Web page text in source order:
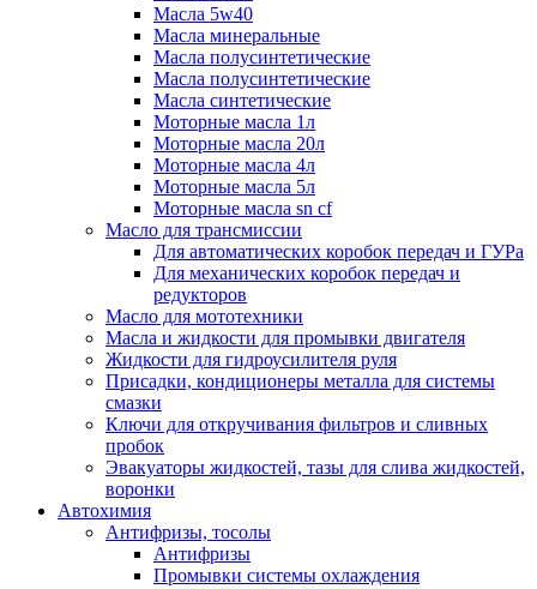
Масла 5w40
Масла минеральные
Масла полусинтетические
Масла полусинтетические
Масла синтетические
Моторные масла 1л
Моторные масла 20л
Моторные масла 4л
Моторные масла 5л
Моторные масла sn cf
Масло для трансмиссии
Для автоматических коробок передач и ГУРа
Для механических коробок передач и
редукторов
Масло для мототехники
Масла и жидкости для промывки двигателя
Жидкости для гидроусилителя руля
Присадки, кондиционеры металла для системы
смазки
Ключи для откручивания фильтров и сливных
пробок
Эвакуаторы жидкостей, тазы для слива жидкостей,
воронки
Автохимия
Антифризы, тосолы
Антифризы
Промывки системы охлаждения